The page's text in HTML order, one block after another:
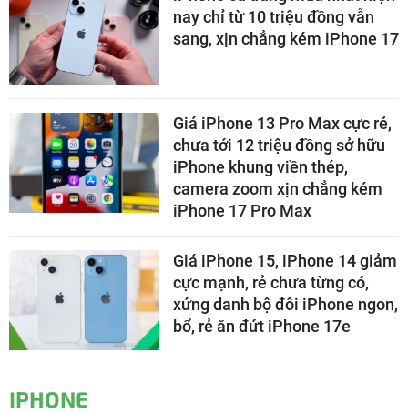
nay chỉ từ 10 triệu đồng vẫn
sang, xịn chẳng kém iPhone 17
Giá iPhone 13 Pro Max cực rẻ,
chưa tới 12 triệu đồng sở hữu
iPhone khung viền thép,
camera zoom xịn chẳng kém
iPhone 17 Pro Max
Giá iPhone 15, iPhone 14 giảm
cực mạnh, rẻ chưa từng có,
xứng danh bộ đôi iPhone ngon,
bổ, rẻ ăn đứt iPhone 17e
IPHONE